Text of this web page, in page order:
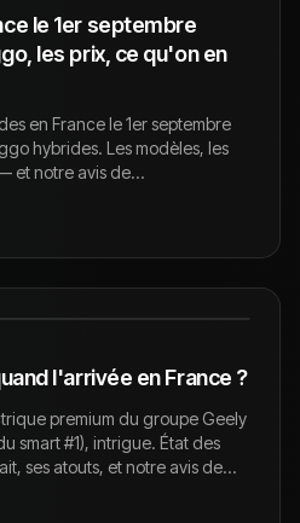
le 1er septembre
les prix, ce qu'on en
en France le 1er septembre
hybrides. Les modèles, les
et notre avis de
l'arrivée en France ?
premium du groupe Geely
smart #1), intrigue. État des
ses atouts, et notre avis de